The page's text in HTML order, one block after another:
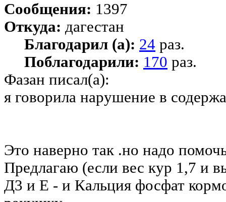
Сообщения: 1397
Откуда: дагестан
Благодарил (а): 24 раз.
Поблагодарили: 170 раз.
Фазан писал(а):
я говорила нарушение в
Это наверно так .но надо
Предлагаю (если вес кур 1,7 и
Д3 и Е - и Кальция фосфат